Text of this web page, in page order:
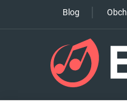
obsah
Blog